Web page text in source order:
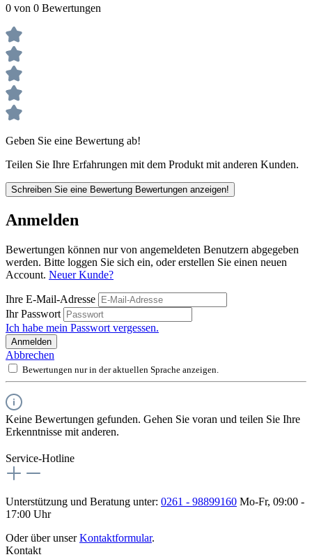
0 von 0 Bewertungen
Geben Sie eine Bewertung ab!
Teilen Sie Ihre Erfahrungen mit dem Produkt mit anderen Kunden.
Schreiben Sie eine Bewertung Bewertungen anzeigen!
Anmelden
Bewertungen können nur von angemeldeten Benutzern abgegeben
werden. Bitte loggen Sie sich ein, oder erstellen Sie einen neuen
Account. Neuer Kunde?
Ihre E-Mail-Adresse
Ihr Passwort
Ich habe mein Passwort vergessen.
Anmelden
Abbrechen
Bewertungen nur in der aktuellen Sprache anzeigen.
Keine Bewertungen gefunden. Gehen Sie voran und teilen Sie Ihre
Erkenntnisse mit anderen.
Service-Hotline
Unterstützung und Beratung unter: 0261 - 98899160 Mo-Fr, 09:00 -
17:00 Uhr
Oder über unserKontaktformular.
Kontakt